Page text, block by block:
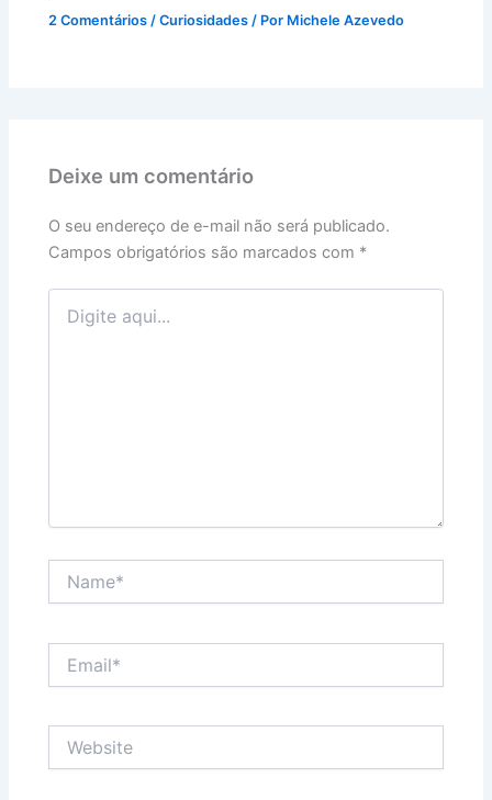
2 Comentários /Curiosidades / Por Michele Azevedo
Deixe um comentário
O seu endereço de e-mail não será publicado.
Campos obrigatórios são marcados com *
Digite
aqui...